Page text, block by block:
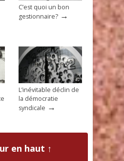
C’est quoi un bon
gestionnaire? →
L’inévitable déclin de
la démocratie
syndicale →
en haut ↑